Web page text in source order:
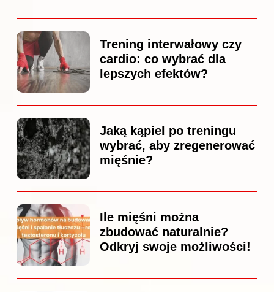
Trening interwałowy czy
cardio: co wybrać dla
lepszych efektów?
Jaką kąpiel po treningu
wybrać, aby zregenerować
mięśnie?
Ile mięśni można
zbudować naturalnie?
Odkryj swoje możliwości!